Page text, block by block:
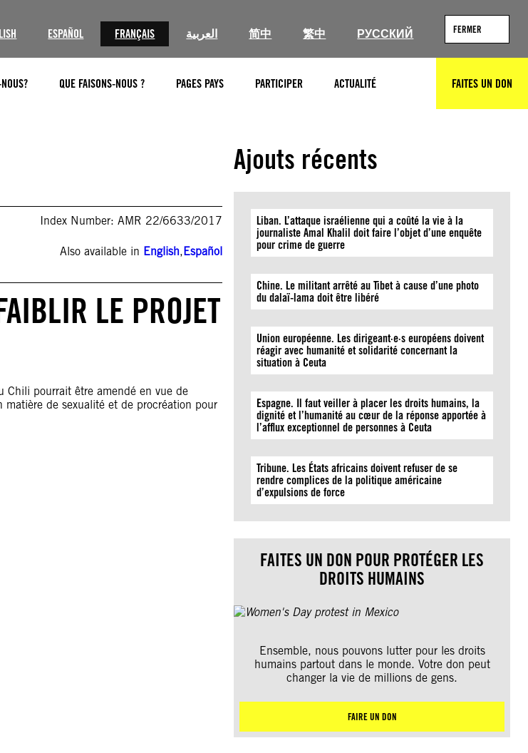
ESPAÑOL FRANÇAIS العربية 简中 繁中 РУССКИЙ FERMER
QUE FAISONS-NOUS ? PAGES PAYS PARTICIPER ACTUALITÉ RECHERCHERFAITES UN DON
Index Number: AMR 22/6633/2017
Also available in English,Español
LE PROJET
Chili pourrait être amendé en vue de
matière de sexualité et de procréation pour
Ajouts récents
Liban. L’attaque israélienne qui a coûté la vie à la
journaliste Amal Khalil doit faire l’objet d’une enquête
pour crime de guerre
Chine. Le militant arrêté au Tibet à cause d’une photo
du dalaï-lama doit être libéré
Union européenne. Les dirigeant·e·s européens doivent
réagir avec humanité et solidarité concernant la
situation à Ceuta
Espagne. Il faut veiller à placer les droits humains, la
dignité et l’humanité au cœur de la réponse apportée à
l’afflux exceptionnel de personnes à Ceuta
Tribune. Les États africains doivent refuser de se
rendre complices de la politique américaine
d’expulsions de force
FAITES UN DON POUR PROTÉGER LES
DROITS HUMAINS
Ensemble, nous pouvons lutter pour les droits
humains partout dans le monde. Votre don peut
changer la vie de millions de gens.
FAIRE UN DON